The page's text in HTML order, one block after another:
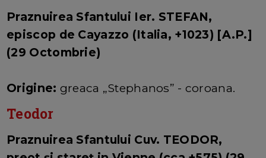
Praznuirea Sfantului Ier. STEFAN,
episcop de Cayazzo (Italia, +1023) [A.P.]
(29 Octombrie)
Origine: greaca „Stephanos” - coroana.
Teodor
Praznuirea Sfantului Cuv. TEODOR,